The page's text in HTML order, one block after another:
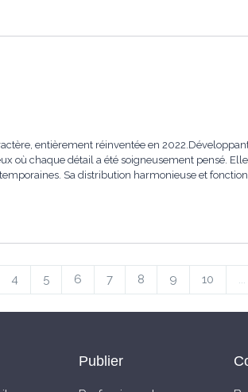
entièrement réinventée en
où chaque détail a été soigneusement pensé.
Sa distribution harmonieuse et
4 5 6 7 8 9 10 ...
Publier